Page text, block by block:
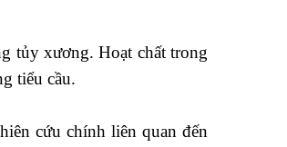
tủy xương. Hoạt chất trong
tiểu cầu.
cứu chính liên quan đến